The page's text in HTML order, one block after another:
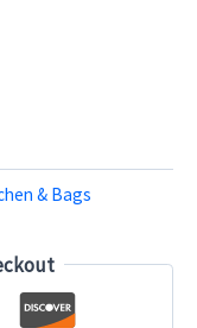
& Bags